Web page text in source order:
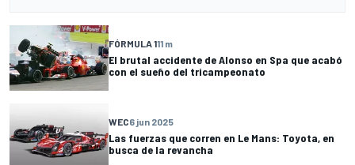
FÓRMULA 111 m
El brutal accidente de Alonso en Spa que acabó
con el sueño del tricampeonato
WEC6 jun 2025
Las fuerzas que corren en Le Mans: Toyota, en
busca de la revancha